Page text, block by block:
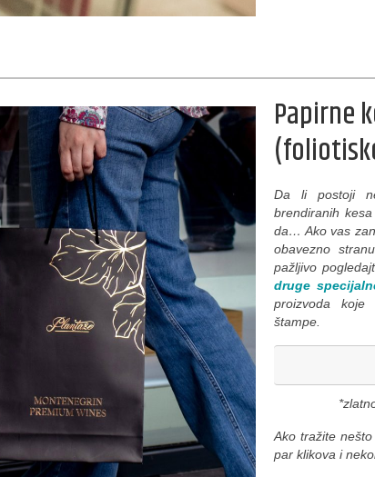
Papirne
Da li postoji
brendiranih
da… Ako vas
obavezno
pažljivo
druge
proizvoda koje
štampe.
Ako tražite
par klikova i